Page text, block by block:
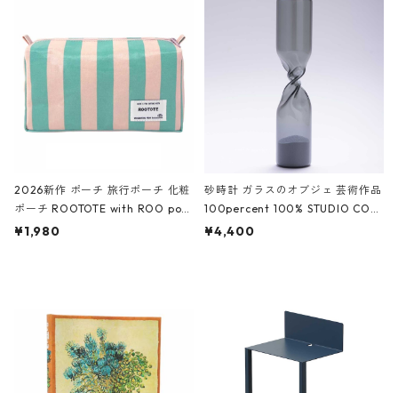
ーガンディー、オフホワイト
2026新作 ポーチ 旅行ポーチ 化粧
ポーチ ROOTOTE with ROO pou
ch 3532 ルートート WR.ポーチ.ラ
¥1,980
砂時計 ガラスのオブジェ 芸術作品
100percent 100% STUDIO COH
AKU Timeless 100パーセント ス
¥4,400